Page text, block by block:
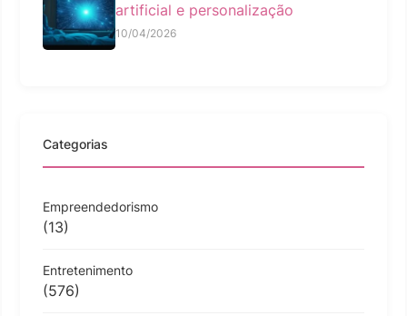
artificial e personalização
10/04/2026
Categorias
Empreendedorismo
(13)
Entretenimento
(576)